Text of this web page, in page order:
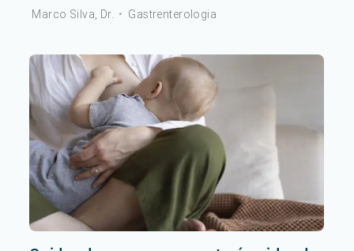
Marco Silva, Dr. • Gastrenterologia